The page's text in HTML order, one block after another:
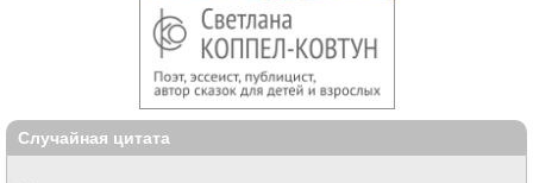
Случайная цитата